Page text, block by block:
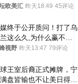
欧美汇 昨天18:49 45评论
终于公开质问！打了乌
这么久,为什么赢不了?
令人沉默
视野 昨天13:47 79评论
王室后裔正式摊牌，宁
盘皆输也不让美日得